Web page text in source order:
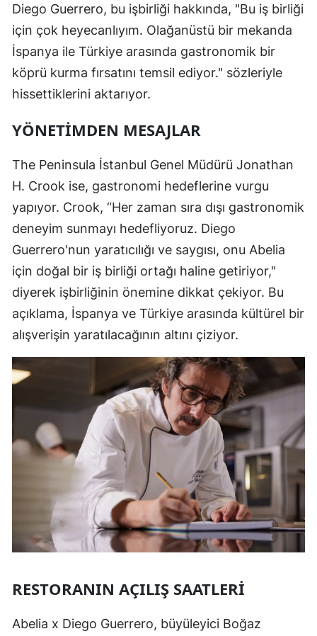
Diego Guerrero, bu işbirliği hakkında, "Bu iş birliği
için çok heyecanlıyım. Olağanüstü bir mekanda
İspanya ile Türkiye arasında gastronomik bir
köprü kurma fırsatını temsil ediyor." sözleriyle
hissettiklerini aktarıyor.
YÖNETIMDEN MESAJLAR
The Peninsula İstanbul Genel Müdürü Jonathan
H. Crook ise, gastronomi hedeflerine vurgu
yapıyor. Crook, “Her zaman sıra dışı gastronomik
deneyim sunmayı hedefliyoruz. Diego
Guerrero'nun yaratıcılığı ve saygısı, onu Abelia
için doğal bir iş birliği ortağı haline getiriyor,"
diyerek işbirliğinin önemine dikkat çekiyor. Bu
açıklama, İspanya ve Türkiye arasında kültürel bir
alışverişin yaratılacağının altını çiziyor.
RESTORANIN AÇILIŞ SAATLERI
Abelia x Diego Guerrero, büyüleyici Boğaz